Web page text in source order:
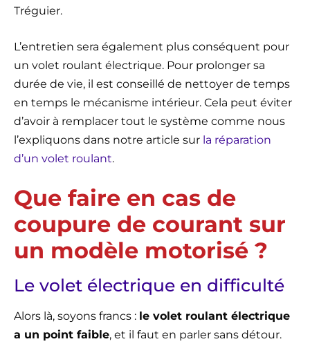
Tréguier.
L’entretien sera également plus conséquent pour
un volet roulant électrique. Pour prolonger sa
durée de vie, il est conseillé de nettoyer de temps
en temps le mécanisme intérieur. Cela peut éviter
d’avoir à remplacer tout le système comme nous
l’expliquons dans notre article sur la réparation
d’un volet roulant.
Que faire en cas de
coupure de courant sur
un modèle motorisé ?
Le volet électrique en difficulté
Alors là, soyons francs : le volet roulant électrique
a un point faible, et il faut en parler sans détour.